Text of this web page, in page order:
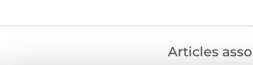
Articles